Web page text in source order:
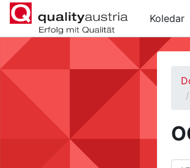
Preskoči na glavno vsebino
Koledar